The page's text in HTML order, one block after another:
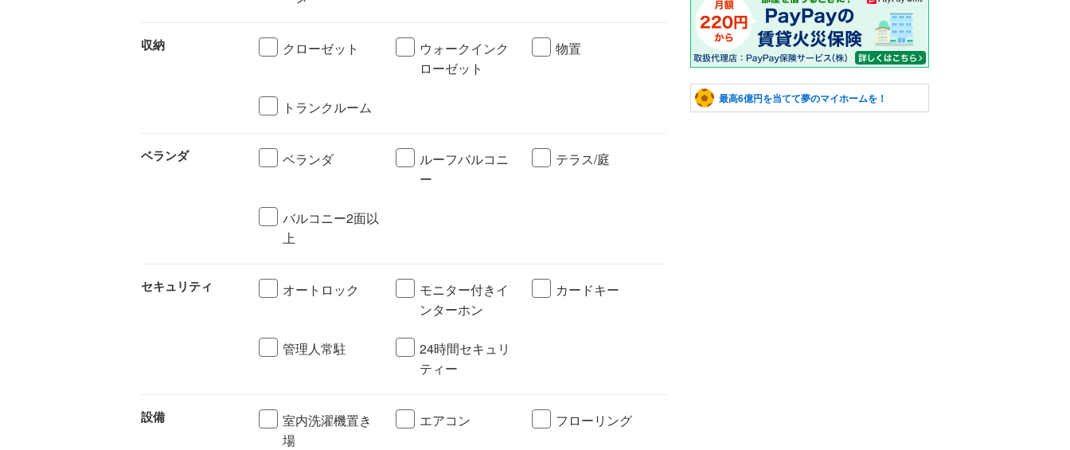
収納 クローゼット
ウォークインク
ローゼット
物置
トランクルーム
ベランダ ベランダ
ルーフバルコニ
ー
テラス/庭
バルコニー2面以
上
セキュリティ オートロック
モニター付きイ
ンターホン
カードキー
管理人常駐
24時間セキュリ
ティー
設備
室内洗濯機置き
場
エアコン フローリング
最高6億円を当てて夢のマイホームを！